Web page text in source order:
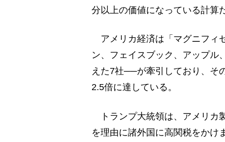
分以上の価値になっている計算
アメリカ経済は「マグニフィ
ン、フェイスブック、アップル
えた7社──が牽引しており、そ
2.5倍に達している。
トランプ大統領は、アメリカ
を理由に諸外国に高関税をかけ